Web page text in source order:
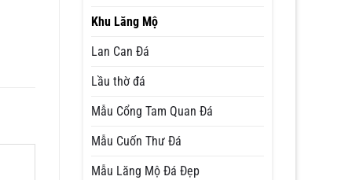
Khu Lăng Mộ
Lan Can Đá
Lầu thờ đá
Mẫu Cổng Tam Quan Đá
Mẫu Cuốn Thư Đá
Mẫu Lăng Mộ Đá Đẹp